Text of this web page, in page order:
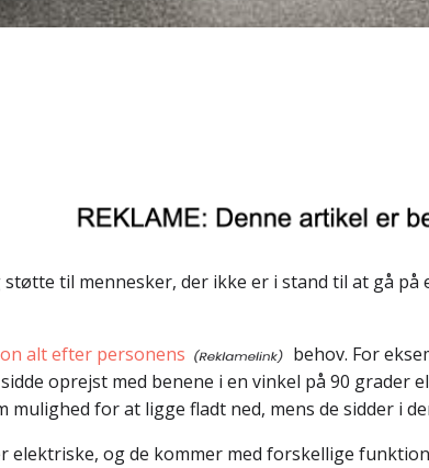
til mennesker, der ikke er i stand til at gå
alt efter personens
behov. For
oprejst med benene i en vinkel på 90 grader
for at ligge fladt ned, mens de sidder i
elektriske, og de kommer med forskellige